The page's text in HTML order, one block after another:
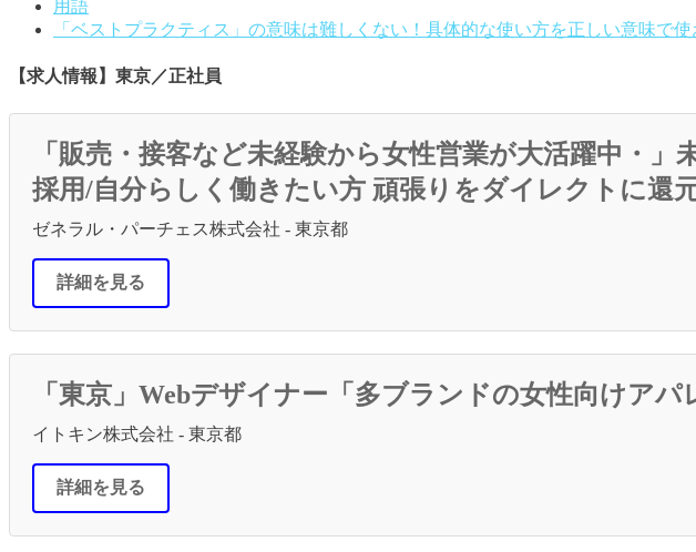
用語
「ベストプラクティス」の意味は難しくない！具体的な使い方を正しい意味で使
【求人情報】東京／正社員
「販売・接客など未経験から女性営業が大活躍中・
採用/自分らしく働きたい方 頑張りをダイレクトに還
ゼネラル・パーチェス株式会社 - 東京都
詳細を見る
「東京」Webデザイナー「多ブランドの女性向けアパ
イトキン株式会社 - 東京都
詳細を見る